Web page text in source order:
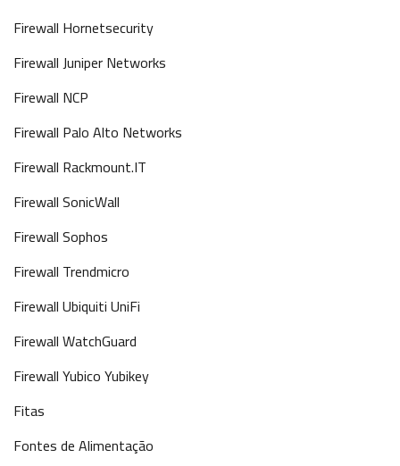
Firewall Hornetsecurity
Firewall Juniper Networks
Firewall NCP
Firewall Palo Alto Networks
Firewall Rackmount.IT
Firewall SonicWall
Firewall Sophos
Firewall Trendmicro
Firewall Ubiquiti UniFi
Firewall WatchGuard
Firewall Yubico Yubikey
Fitas
Fontes de Alimentação